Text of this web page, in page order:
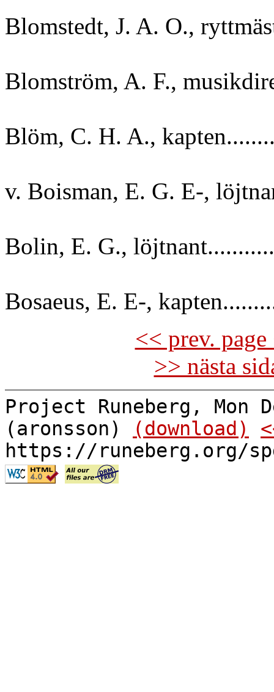
Blomstedt, J. A. O.,
Blomström, A. F.,
Blöm, C. H. A.,
v. Boisman, E. G. E-,
Bolin, E. G.,
Bosaeus, E. E-,
<< prev.
>> nästa
Project Runeberg, Mon
(aronsson)
(download)
https://runeberg.org/